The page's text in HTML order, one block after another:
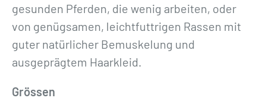
gesunden Pferden, die wenig arbeiten, oder
von genügsamen, leichtfuttrigen Rassen mit
guter natürlicher Bemuskelung und
ausgeprägtem Haarkleid.
Grössen